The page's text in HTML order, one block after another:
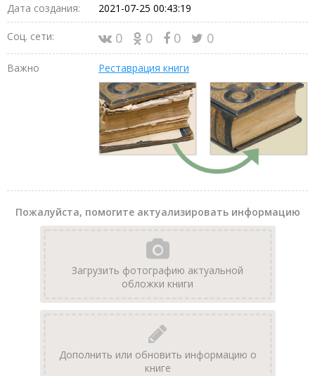
Дата создания: 2021-07-25 00:43:19
Соц. сети: 0 0 0 0
Важно Реставрация книги
Пожалуйста, помогите актуализировать информацию
Загрузить фотографию актуальной
обложки книги
Дополнить или обновить информацию о
книге